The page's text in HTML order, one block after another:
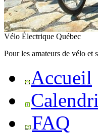
Vélo Électrique Québec
Pour les amateurs de vélo et
Accueil
FAQ